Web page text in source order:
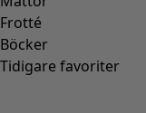
Frotté
Böcker
Tidigare favoriter